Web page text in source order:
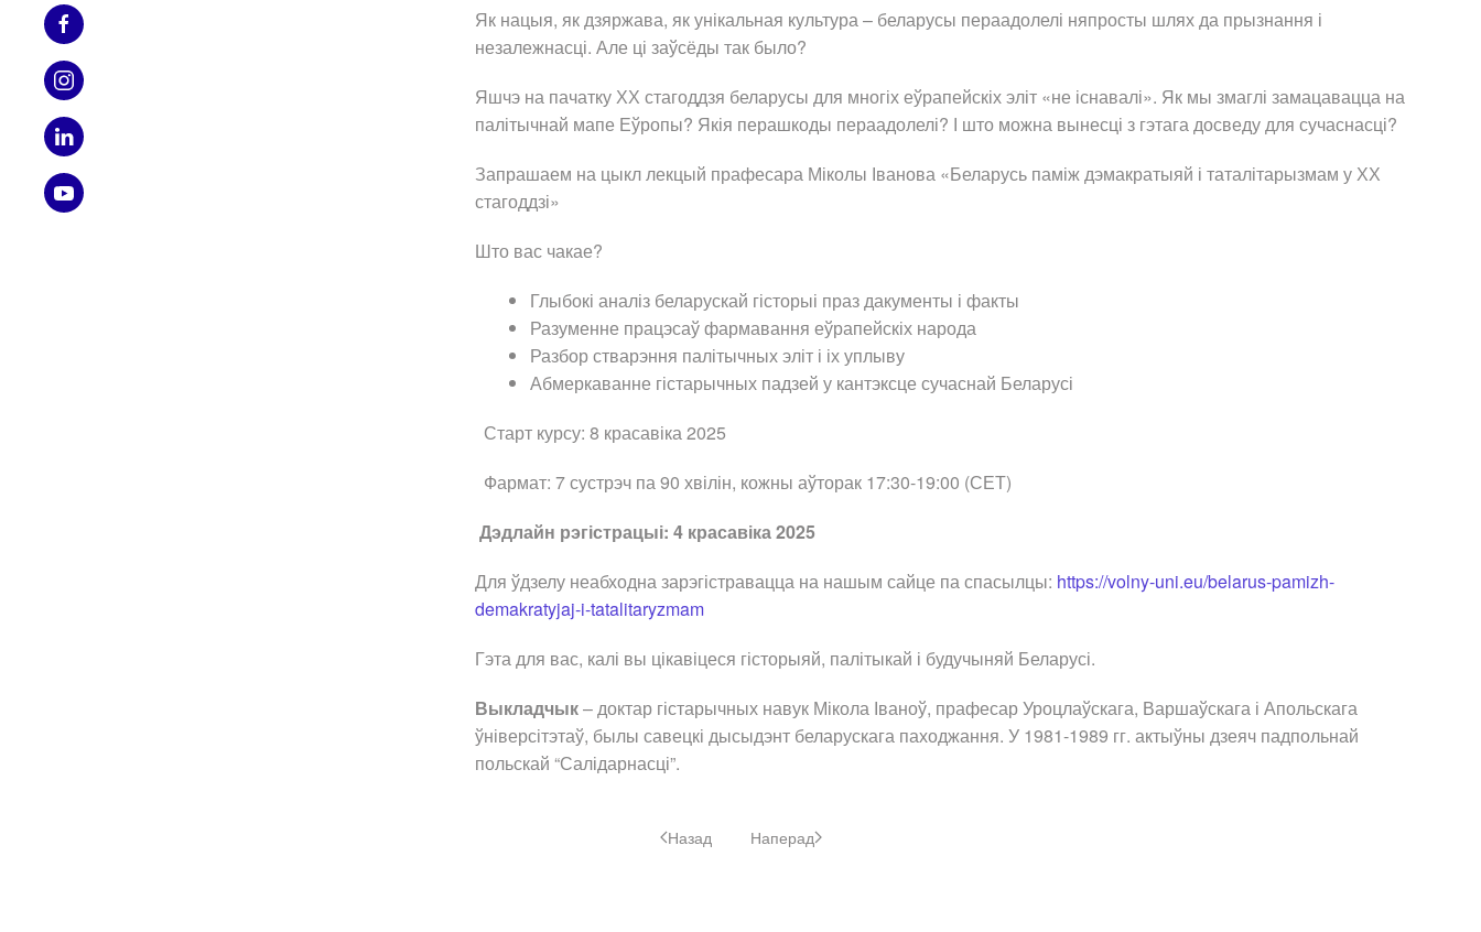
Як нацыя, як дзяржава, як унікальная культура – беларусы пераадолелі няпросты шлях да прызнання і
незалежнасці. Але ці заўсёды так было?
Яшчэ на пачатку ХХ стагоддзя беларусы для многіх еўрапейскіх эліт «не існавалі». Як мы змаглі замацавацца на
палітычнай мапе Еўропы? Якія перашкоды пераадолелі? І што можна вынесці з гэтага досведу для сучаснасці?
Запрашаем на цыкл лекцый прафесара Міколы Іванова «Беларусь паміж дэмакратыяй і таталітарызмам у ХХ
стагоддзі»
Што вас чакае?
Глыбокі аналіз беларускай гісторыі праз дакументы і факты
Разуменне працэсаў фармавання еўрапейскіх народа
Разбор стварэння палітычных эліт і іх уплыву
Абмеркаванне гістарычных падзей у кантэксце сучаснай Беларусі
Старт курсу: 8 красавіка 2025
Фармат: 7 сустрэч па 90 хвілін, кожны аўторак 17:30-19:00 (СЕТ)
Дэдлайн рэгістрацыі: 4 красавіка 2025
Для ўдзелу неабходна зарэгістравацца на нашым сайце па спасылцы: https://volny-uni.eu/belarus-pamizh-
demakratyjaj-i-tatalitaryzmam
Гэта для вас, калі вы цікавіцеся гісторыяй, палітыкай і будучыняй Беларусі.
Выкладчык– доктар гістарычных навук Мікола Іваноў, прафесар Уроцлаўскага, Варшаўскага і Апольскага
ўніверсітэтаў, былы савецкі дысыдэнт беларускага паходжання. У 1981-1989 гг. актыўны дзеяч падпольнай
польскай “Салідарнасці”.
Назад Наперад